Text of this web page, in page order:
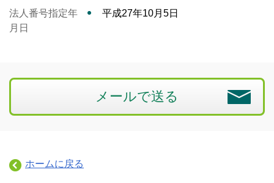
法人番号指定年
月日
平成27年10月5日
メールで送る
ホームに戻る